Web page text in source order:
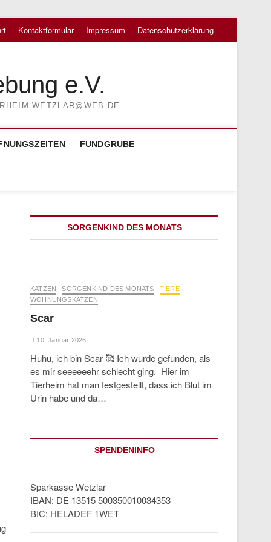
Kontaktformular Impressum Datenschutzerklärung
e.V.
WETZLAR@WEB.DE
FUNDGRUBE
SORGENKIND DES MONATS
KATZEN SORGENKIND DES MONATS
TIERE
WOHNUNGSKATZEN
Scar
10. Januar 2026
Huhu, ich bin Scar 🥰 Ich wurde gefunden, als
es mir seeeeeehr schlecht ging. Hier im
Tierheim hat man festgestellt, dass ich Blut im
Urin habe und da…
SPENDENINFO
Sparkasse Wetzlar
IBAN: DE 13515 500350010034353
BIC: HELADEF 1WET